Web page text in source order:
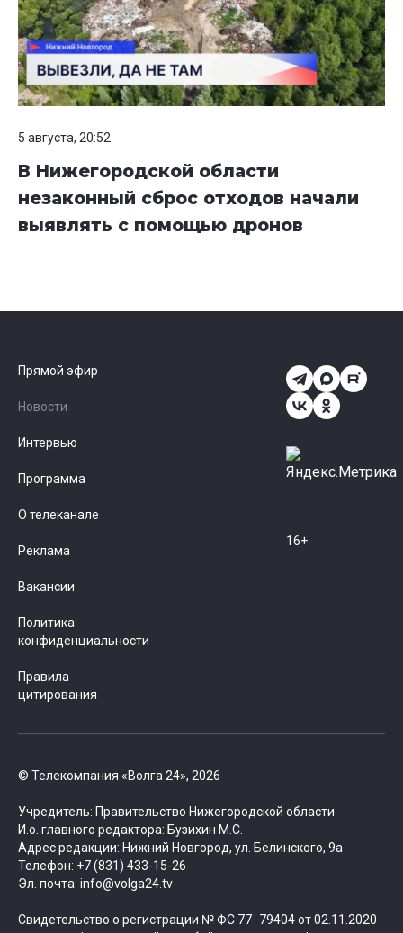
5 августа, 20:52
В Нижегородской области
незаконный сброс отходов начали
выявлять с помощью дронов
© Телекомпания «Волга 24», 2026
Учредитель: Правительство Нижегородской области
И.о. главного редактора: Бузихин М.С.
Адрес редакции: Нижний Новгород, ул. Белинского, 9а
Телефон: +7 (831) 433-15-26
Эл. почта: info@volga24.tv
Свидетельство о регистрации № ФС 77−79404 от 02.11.2020
Прямой эфир
Новости
Интервью
Программа
О телеканале
Реклама
Вакансии
Политика
конфиденциальности
Правила
цитирования
16+